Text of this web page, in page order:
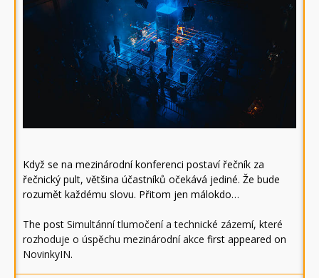
Když se na mezinárodní konferenci postaví řečník za
řečnický pult, většina účastníků očekává jediné. Že bude
rozumět každému slovu. Přitom jen málokdo…
The post Simultánní tlumočení a technické zázemí, které
rozhoduje o úspěchu mezinárodní akce first appeared on
NovinkyIN.